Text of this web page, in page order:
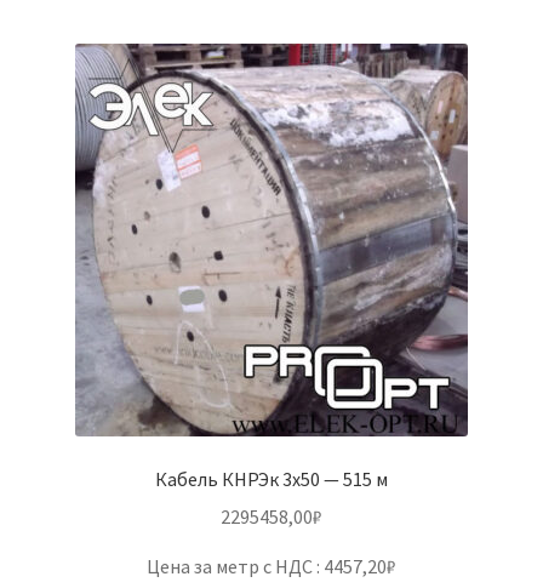
Кабель КНРЭк 3х50 — 515 м
2295458,00₽
Цена за метр с НДС : 4457,20₽